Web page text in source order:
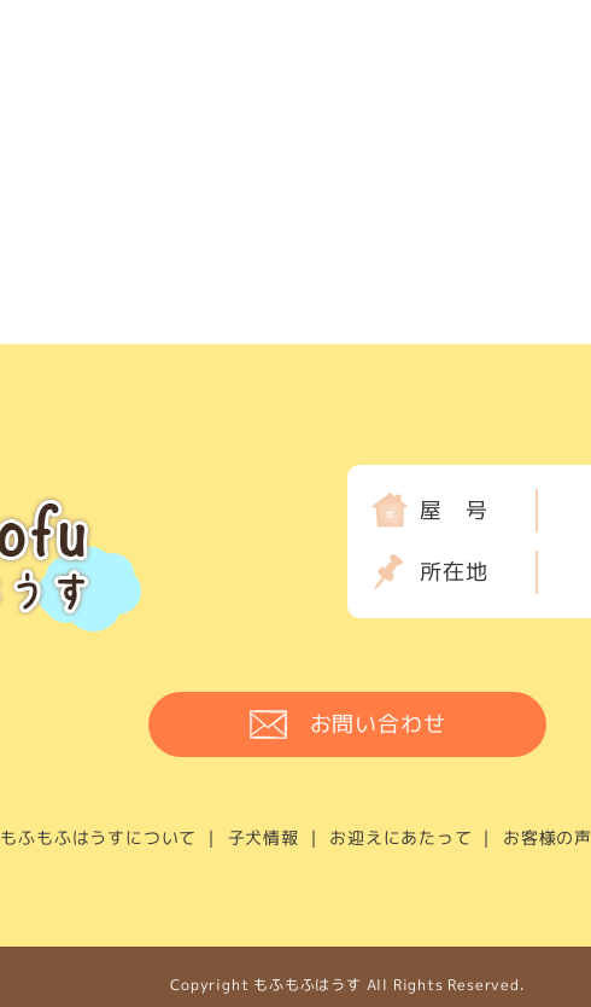
屋 号
所在地
お問い合わせ
もふもふはうすについて 子犬情報 お迎えにあたって お客様の声
Copyright もふもふはうす All Rights Reserved.